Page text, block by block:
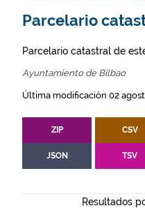
Parcelario
Parcelario catastral de
Ayuntamiento de Bilbao
Última modificación 02
ZIP CSV
JSON TSV
Resultados